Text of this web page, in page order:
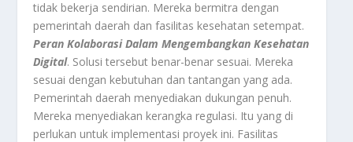
tidak bekerja sendirian. Mereka bermitra dengan
pemerintah daerah dan fasilitas kesehatan setempat.
Peran Kolaborasi Dalam Mengembangkan Kesehatan
Digital. Solusi tersebut benar-benar sesuai. Mereka
sesuai dengan kebutuhan dan tantangan yang ada.
Pemerintah daerah menyediakan dukungan penuh.
Mereka menyediakan kerangka regulasi. Itu yang di
perlukan untuk implementasi proyek ini. Fasilitas